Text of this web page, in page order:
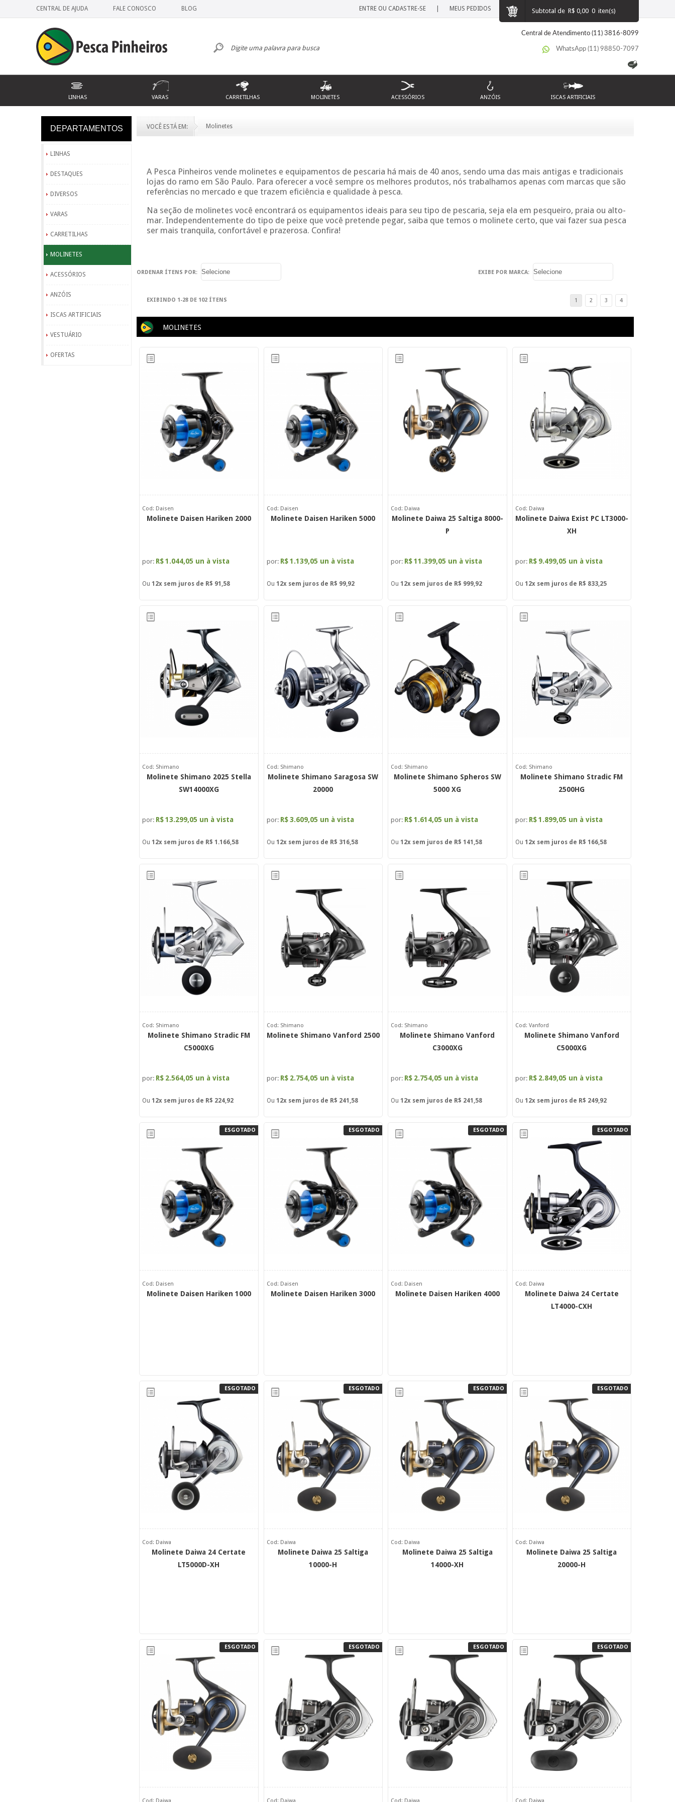
CENTRAL DE AJUDA FALE CONOSCO BLOG ENTRE OU CADASTRE-SE MEUS PEDIDOS 0 iten(s)
Subtotal de R$ 0,00
Central de Atendimento (11) 3816-8099
WhatsApp (11) 98850-7097
LINHAS VARAS CARRETILHAS MOLINETES ACESSÓRIOS ANZÓIS ISCAS ARTIFICIAIS
VESTUÁRIO
VOCÊ ESTÁ EM: Molinetes
A Pesca Pinheiros vende molinetes e equipamentos de pescaria há mais de 40 anos, sendo uma das mais antigas e tradicionais
lojas do ramo em São Paulo. Para oferecer a você sempre os melhores produtos, nós trabalhamos apenas com marcas que são
referências no mercado e que trazem eficiência e qualidade à pesca.
Na seção de molinetes você encontrará os equipamentos ideais para seu tipo de pescaria, seja ela em pesqueiro, praia ou alto-
mar. Independentemente do tipo de peixe que você pretende pegar, saiba que temos o molinete certo, que vai fazer sua pesca
ser mais tranquila, confortável e prazerosa. Confira!
ORDENAR ÍTENS POR: EXIBE POR MARCA:
EXIBINDO 1-28 DE 102 ÍTENS 1 2 3 4
MOLINETES
Cod: Daisen
Molinete Daisen Hariken 2000
por: R$1.044,05 un à vista
Ou 12x sem juros de R$ 91,58
Cod: Daisen
Molinete Daisen Hariken 5000
por: R$ 1.139,05 un à vista
Ou 12xsem juros de R$ 99,92
Cod: Daiwa
Molinete Daiwa 25 Saltiga 8000-
P
por: R$11.399,05 un à vista
Ou 12x sem juros de R$ 999,92
Cod: Daiwa
Molinete Daiwa Exist PC LT3000-
XH
por: R$ 9.499,05 un à vista
Ou 12xsem juros de R$ 833,25
Cod: Shimano
Molinete Shimano 2025 Stella
SW14000XG
por: R$13.299,05 un à vista
Ou 12x sem juros de R$ 1.166,58
Cod: Shimano
Molinete Shimano Saragosa SW
20000
por: R$ 3.609,05 un à vista
Ou 12xsem juros de R$ 316,58
Cod: Shimano
Molinete Shimano Spheros SW
5000 XG
por: R$1.614,05 un à vista
Ou 12x sem juros de R$ 141,58
Cod: Shimano
Molinete Shimano Stradic FM
2500HG
por: R$ 1.899,05 un à vista
Ou 12xsem juros de R$ 166,58
Cod: Shimano
Molinete Shimano Stradic FM
C5000XG
por: R$ 2.564,05 un à vista
Ou 12x sem juros de R$ 224,92
Cod: Shimano
Molinete Shimano Vanford 2500
por: R$ 2.754,05 un à vista
Ou 12xsem juros de R$ 241,58
Cod: Shimano
Molinete Shimano Vanford
C3000XG
por: R$ 2.754,05 un à vista
Ou 12x sem juros de R$ 241,58
Cod: Vanford
Molinete Shimano Vanford
C5000XG
por: R$ 2.849,05 un à vista
Ou 12xsem juros de R$ 249,92
ESGOTADO
Cod: Daisen
Molinete Daisen Hariken 1000
ESGOTADO
Cod: Daisen
Molinete Daisen Hariken 3000
ESGOTADO
Cod: Daisen
Molinete Daisen Hariken 4000
ESGOTADO
Cod: Daiwa
Molinete Daiwa 24 Certate
LT4000-CXH
ESGOTADO
Cod: Daiwa
Molinete Daiwa 24 Certate
LT5000D-XH
ESGOTADO
Cod: Daiwa
Molinete Daiwa 25 Saltiga
10000-H
ESGOTADO
Cod: Daiwa
Molinete Daiwa 25 Saltiga
14000-XH
ESGOTADO
Cod: Daiwa
Molinete Daiwa 25 Saltiga
20000-H
ESGOTADO ESGOTADO ESGOTADO ESGOTADO
DEPARTAMENTOS
LINHAS
DESTAQUES
DIVERSOS
VARAS
CARRETILHAS
MOLINETES
ACESSÓRIOS
ANZÓIS
ISCAS ARTIFICIAIS
VESTUÁRIO
OFERTAS